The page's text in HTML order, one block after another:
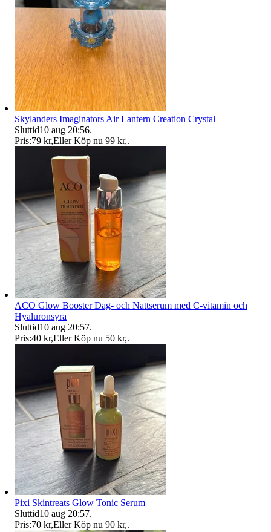
Skylanders Imaginators Air Lantern Creation Crystal
Sluttid10 aug 20:56.
Pris:79 kr,Eller Köp nu 99 kr,.
ACO Glow Booster Dag- och Nattserum med C-vitamin och
Hyaluronsyra
Sluttid10 aug 20:57.
Pris:40 kr,Eller Köp nu 50 kr,.
Pixi Skintreats Glow Tonic Serum
Sluttid10 aug 20:57.
Pris:70 kr,Eller Köp nu 90 kr,.